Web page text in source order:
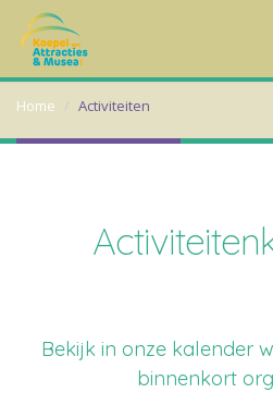
Home Activiteiten
Bekijk in onze kalender
binnenkort